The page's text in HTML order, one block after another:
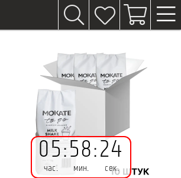
05
час.
:58
мин.
:24
сек.